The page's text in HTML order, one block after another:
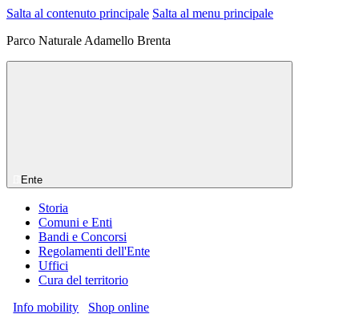
Salta al contenuto principale Salta al menu principale
Parco Naturale Adamello Brenta
Ente
Storia
Comuni e Enti
Bandi e Concorsi
Regolamenti dell'Ente
Uffici
Cura del territorio
Info mobility
Shop online